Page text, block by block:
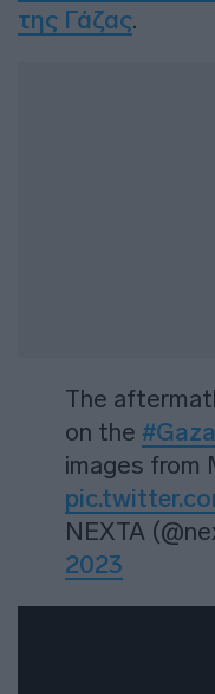
της Γάζας.
The
on the
images from
NEXTA
2023